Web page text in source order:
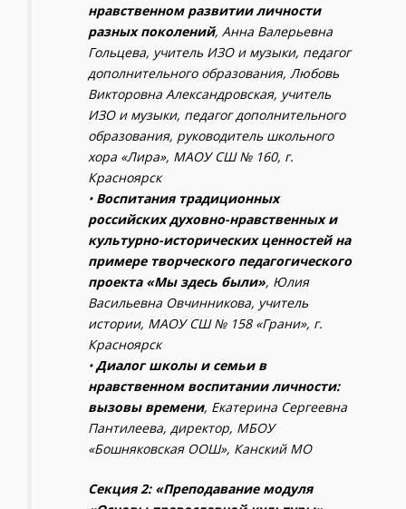
нравственном развитии личности
разных поколений, Анна Валерьевна
Гольцева, учитель ИЗО и музыки, педагог
дополнительного образования, Любовь
Викторовна Александровская, учитель
ИЗО и музыки, педагог дополнительного
образования, руководитель школьного
хора «Лира», МАОУ СШ № 160, г.
Красноярск
• Воспитания традиционных
российских духовно-нравственных и
культурно-исторических ценностей на
примере творческого педагогического
проекта «Мы здесь были», Юлия
Васильевна Овчинникова, учитель
истории, МАОУ СШ № 158 «Грани», г.
Красноярск
•Диалог школы и семьи в
нравственном воспитании личности:
вызовы времени, Екатерина Сергеевна
Пантилеева, директор, МБОУ
«Бошняковская ООШ», Канский МО
Секция 2: «Преподавание модуля